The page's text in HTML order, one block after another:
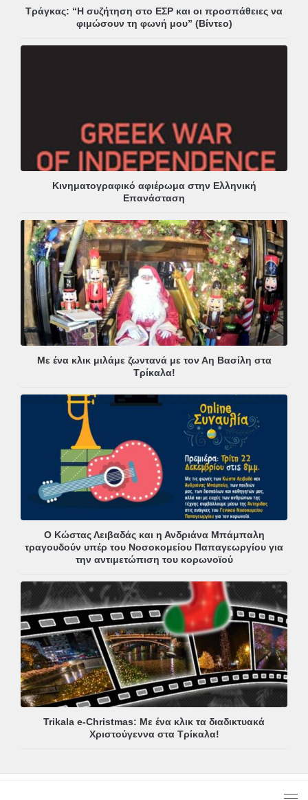
Τράγκας: “Η συζήτηση στο ΕΣΡ και οι προσπάθειες να
φιμώσουν τη φωνή μου” (Βίντεο)
Κινηματογραφικό αφιέρωμα στην Ελληνική
Επανάσταση
Με ένα κλικ μιλάμε ζωντανά με τον Αη Βασίλη στα
Τρίκαλα!
Ο Κώστας Λειβαδάς και η Ανδριάνα Μπάμπαλη
τραγουδούν υπέρ του Νοσοκομείου Παπαγεωργίου για
την αντιμετώπιση του κορωνοϊού
Trikala e-Christmas: Με ένα κλικ τα διαδικτυακά
Χριστούγεννα στα Τρίκαλα!